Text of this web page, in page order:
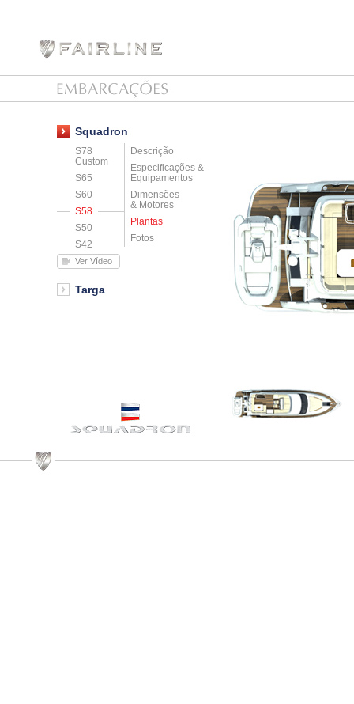
Squadron
S78
Custom
S65
S60
S58
S50
S42
Ver Vídeo
Descrição
Especificações &
Equipamentos
Dimensões
& Motores
Plantas
Fotos
Targa